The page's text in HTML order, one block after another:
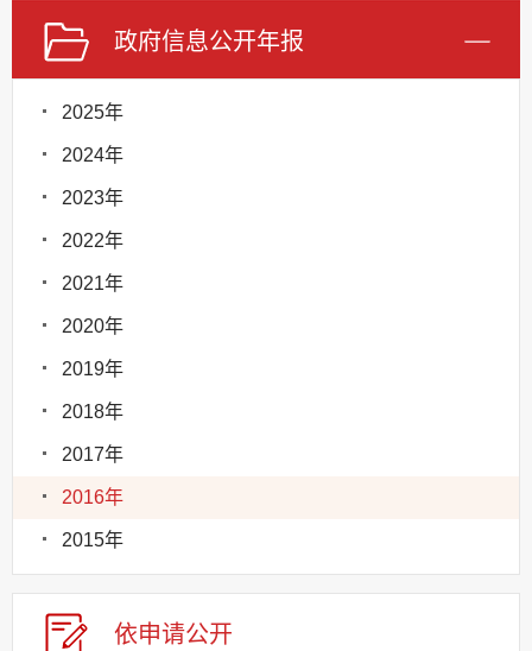
政府信息公开年报
2025年
2024年
2023年
2022年
2021年
2020年
2019年
2018年
2017年
2016年
2015年
依申请公开